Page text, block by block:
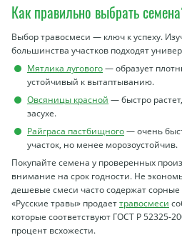
Как правильно выбрать
Выбор травосмеси — ключ к успеху.
большинства участков подходят
Мятлика лугового— образует
устойчивый к вытаптыванию.
Овсяницы красной — быстро
засухе.
Райграса пастбищного— очень
участок, но менее морозоустойчив.
Покупайте семена у проверенных
внимание на срок годности. Не
дешевые смеси часто содержат
«Русские травы» продаеттравосмеси
которые соответствуют ГОСТ Р 52325-
процент всхожести.